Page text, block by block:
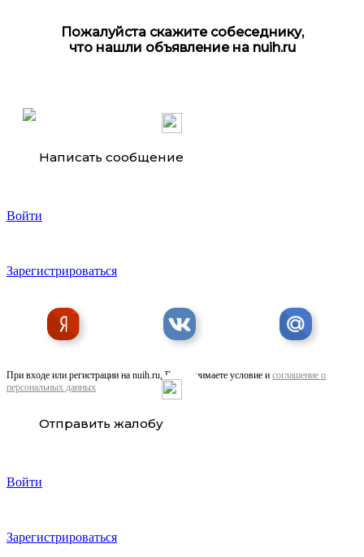
Борт 55102, борт 8560, борт 45143 основной ...
Пожалуйста скажите собеседнику,
что нашли объявление на nuih.ru
Написать сообщение
Войти
Зарегистрироваться
При входе или регистрации на nuih.ru, Вы принимаете условие и соглашение о
персональных данных
Отправить жалобу
Войти
Зарегистрироваться